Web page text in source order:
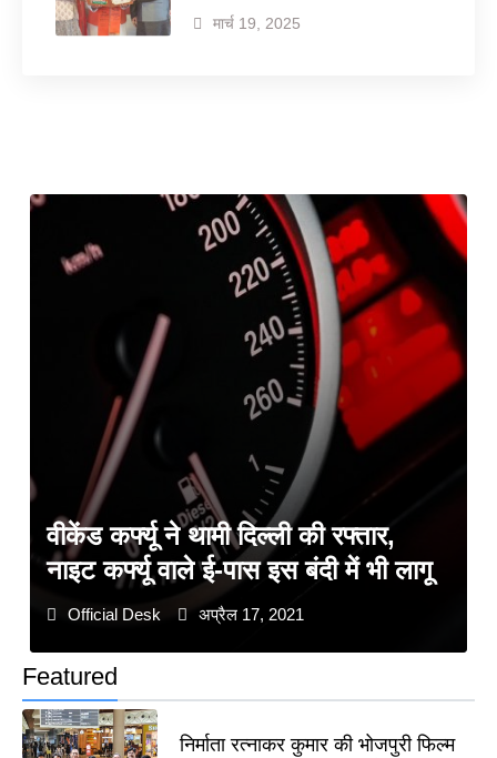
मार्च 19, 2025
Featured
निर्माता रत्नाकर कुमार की भोजपुरी फिल्म
वीकेंड कर्फ्यू ने थामी दिल्ली की रफ्तार,
नाइट कर्फ्यू वाले ई-पास इस बंदी में भी लागू
Official Desk अप्रैल 17, 2021